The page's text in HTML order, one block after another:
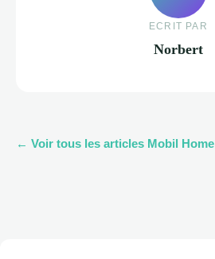
ECRIT PAR
Norbert
← Voir tous les articles Mobil Home